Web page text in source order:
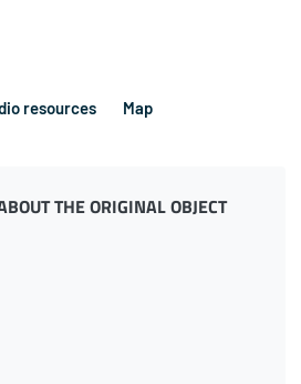
resources Map
THE ORIGINAL OBJECT